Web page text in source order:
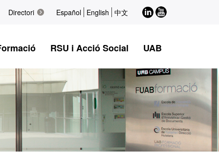
Directori Español English 中文 LinkedIn
Youtube
RSU i Acció Social UAB